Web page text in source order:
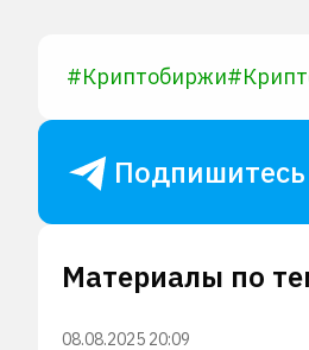
#Криптобиржи#
Материалы по
08.08.2025 20:09